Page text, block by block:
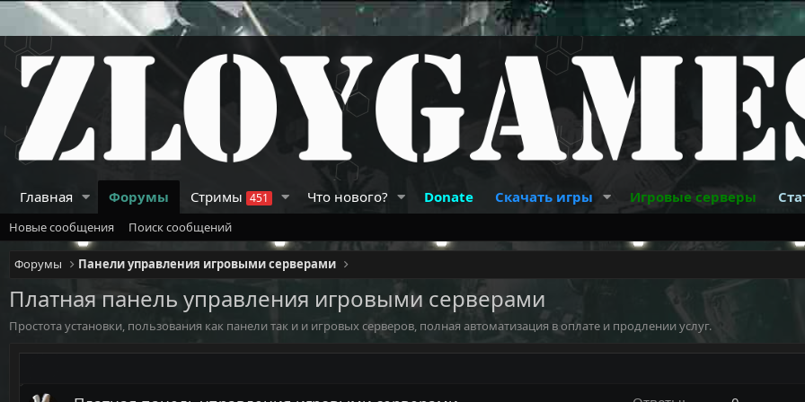
Главная Форумы Стримы 451 Что нового? Donate Скачать игры Игровые серверы
Новые сообщения Поиск сообщений
Форумы Панели управления игровыми серверами
Платная панель управления игровыми серверами
Простота установки, пользования как панели так и и игровых серверов, полная автоматизация в оплате и продлении услуг.